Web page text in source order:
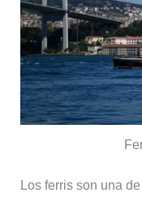
Los ferris son una